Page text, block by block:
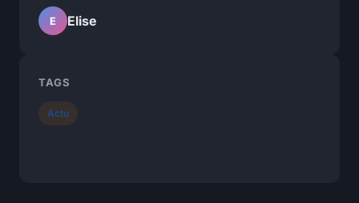
E Elise
TAGS
Actu